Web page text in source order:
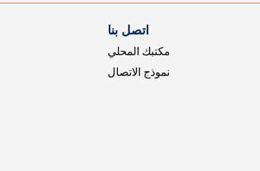
اتصل بنا
مكتبك المحلي
نموذج الاتصال